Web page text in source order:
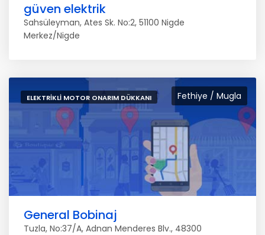
güven elektrik
Sahsüleyman, Ates Sk. No:2, 51100 Nigde
Merkez/Nigde
Fethiye / Mugla
ELEKTRIKLI MOTOR ONARIM DÜKKANI
General Bobinaj
Tuzla, No:37/A, Adnan Menderes Blv., 48300